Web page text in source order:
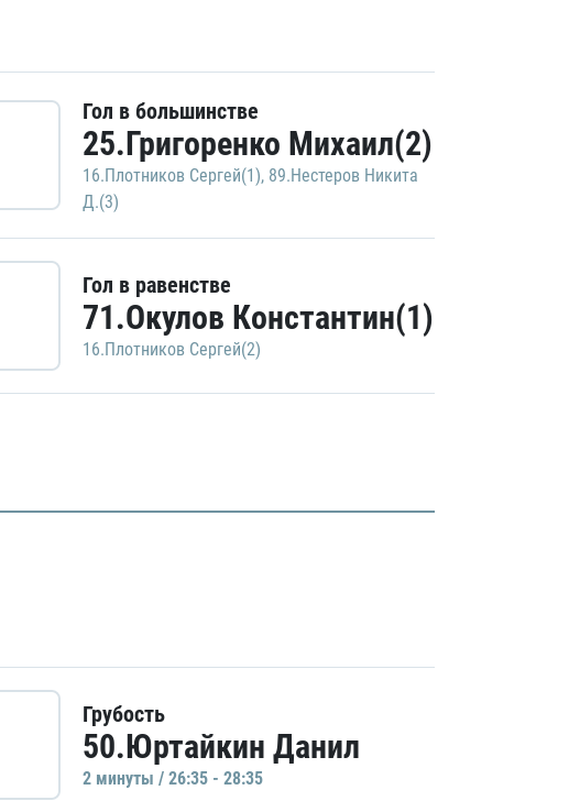
Гол в большинстве
25.Григоренко Михаил(2)
16.Плотников Сергей(1), 89.Нестеров Никита
Д.(3)
Гол в равенстве
71.Окулов Константин(1)
16.Плотников Сергей(2)
Грубость
50.Юртайкин Данил
2 минуты / 26:35 - 28:35